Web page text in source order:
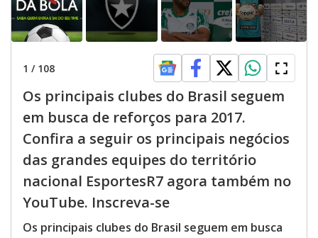
1 / 108
Os principais clubes do Brasil seguem
em busca de reforços para 2017.
Confira a seguir os principais negócios
das grandes equipes do território
nacional EsportesR7 agora também no
YouTube. Inscreva-se
Os principais clubes do Brasil seguem em busca